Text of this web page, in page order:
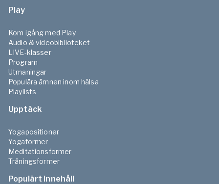
Play
Kom igång med Play
Audio & videobiblioteket
LIVE-klasser
Program
Utmaningar
Populära ämnen inom hälsa
Playlists
Upptäck
Yogapositioner
Yogaformer
Meditationsformer
Träningsformer
Populärt innehåll